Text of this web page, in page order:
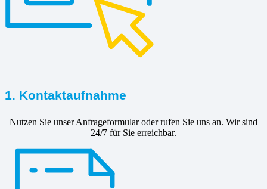
1. Kontaktaufnahme
Nutzen Sie unser Anfrageformular oder rufen Sie uns an. Wir sind
24/7 für Sie erreichbar.